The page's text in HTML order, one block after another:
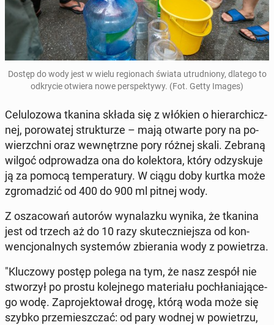
Dostęp do wody jest w wielu re­gio­nach świata utrud­nio­ny, dlatego to
od­kry­cie otwiera nowe per­spek­ty­wy. (Fot. Getty Images)
Ce­lu­lo­zo­wa tkanina składa się z włókien o hie­rar­chicz­
nej, po­ro­wa­tej struk­tu­rze – mają otwarte pory na po­
wierzch­ni oraz we­wnętrz­ne pory różnej skali. Zebraną
wilgoć od­pro­wa­dza ona do ko­lek­to­ra, który od­zy­sku­je
ją za pomocą tem­pe­ra­tu­ry. W ciągu doby kurtka może
zgro­ma­dzić od 400 do 900 ml pitnej wody.
Z osza­co­wań autorów wy­na­laz­ku wynika, że tkanina
jest od trzech aż do 10 razy sku­tecz­niej­sza od kon­
wen­cjo­nal­nych sys­te­mów zbie­ra­nia wody z po­wie­trza.
"Klu­czo­wy postęp polega na tym, że nasz zespół nie
stwo­rzył po prostu ko­lej­ne­go ma­te­ria­łu po­chła­nia­ją­ce­
go wodę. Za­pro­jek­to­wał drogę, którą woda może się
szybko prze­miesz­czać: od pary wodnej w po­wie­trzu,